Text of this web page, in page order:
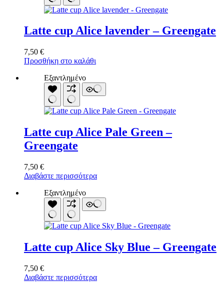
Latte cup Alice lavender – Greengate
7,50 €
Προσθήκη στο καλάθι
Εξαντλημένο
Latte cup Alice Pale Green –
Greengate
7,50 €
Διαβάστε περισσότερα
Εξαντλημένο
Latte cup Alice Sky Blue – Greengate
7,50 €
Διαβάστε περισσότερα